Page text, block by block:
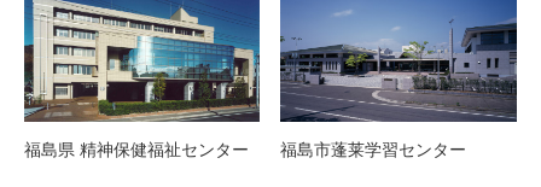
福島県 精神保健福祉センター 福島市蓬莱学習センター